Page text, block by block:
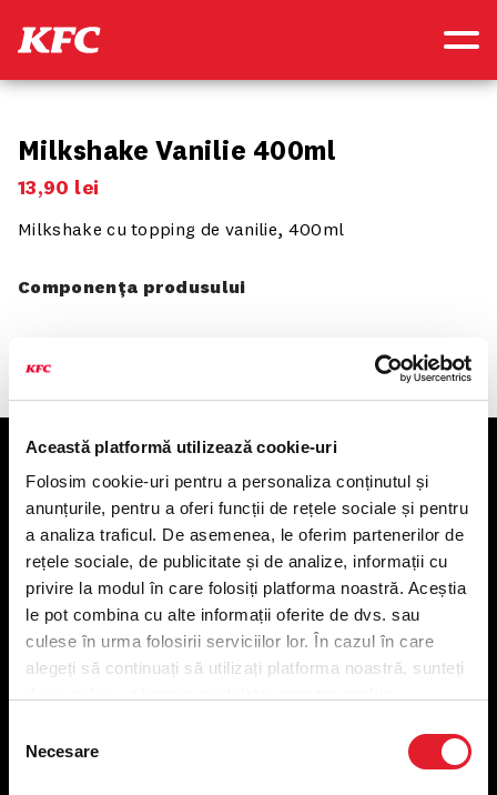
Această platformă utilizează cookie-uri
Folosim cookie-uri pentru a personaliza conținutul și
anunțurile, pentru a oferi funcții de rețele sociale și pentru
a analiza traficul. De asemenea, le oferim partenerilor de
rețele sociale, de publicitate și de analize, informații cu
privire la modul în care folosiți platforma noastră. Aceștia
le pot combina cu alte informații oferite de dvs. sau
culese în urma folosirii serviciilor lor. În cazul în care
alegeți să continuați să utilizați platforma noastră, sunteți
consimțământului
Necesare
Milkshake Vanilie 400ml
13,90 lei
Milkshake cu topping de vanilie, 400ml
Componența produsului
KFC
Meniu livrare
Meniu ridicare
Nutriționale și Alergeni
Abonare Newsletter
Contact
Utile
Politica privind prelucrarea datelor